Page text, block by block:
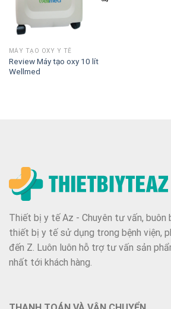
MÁY TẠO OXY Y TẾ
Review Máy tạo oxy 10 lít
Wellmed
Thiết bị y tế Az - Chuyên tư vấn, buôn
thiết bị y tế sử dụng trong bệnh viện,
đến Z. Luôn luôn hỗ trợ tư vấn sản
nhất tới khách hàng.